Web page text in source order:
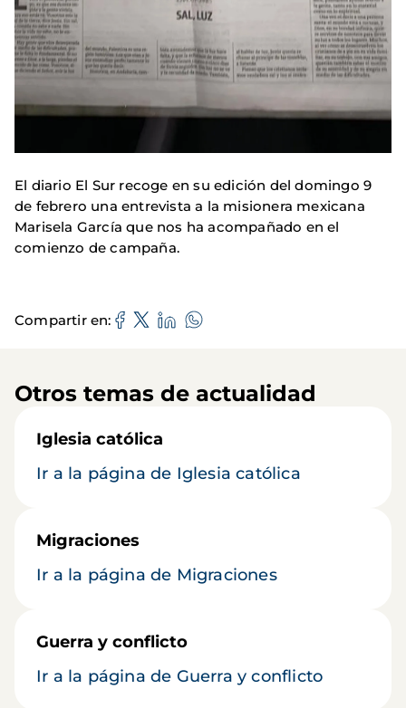
El diario El Sur recoge en su edición del domingo 9
de febrero una entrevista a la misionera mexicana
Marisela García que nos ha acompañado en el
comienzo de campaña.
Compartir en
Otros temas de actualidad
Iglesia católica
Ir a la página de Iglesia católica
Migraciones
Ir a la página de Migraciones
Guerra y conflicto
Ir a la página de Guerra y conflicto